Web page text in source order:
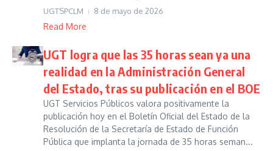
UGTSPCLM 8 de mayo de 2026
Read More
UGT logra que las 35 horas sean ya una
realidad en la Administración General
del Estado, tras su publicación en el BOE
UGT Servicios Públicos valora positivamente la
publicación hoy en el Boletín Oficial del Estado de la
Resolución de la Secretaría de Estado de Función
Pública que implanta la jornada de 35 horas seman...